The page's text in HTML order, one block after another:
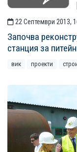
22 Септември 2013,
Започва
станция за
вик проекти